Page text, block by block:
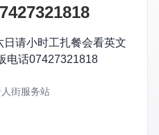
请小时工扎餐会看英文
电话07427321818
人街服务站